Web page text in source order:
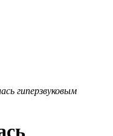
гиперзвуковым